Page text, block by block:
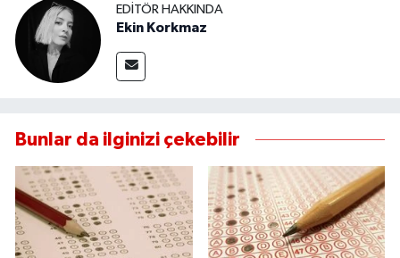
EDITÖR HAKKINDA
Ekin Korkmaz
Bunlar da ilginizi çekebilir